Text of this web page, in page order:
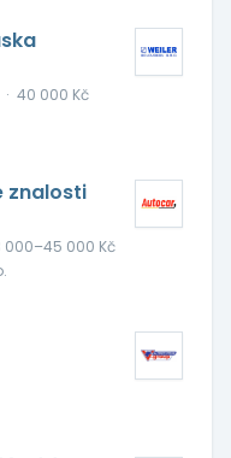
· 40 000 Kč
znalosti
000–45 000 Kč